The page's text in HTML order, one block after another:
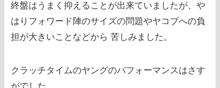
終盤はうまく抑えることが出来ていましたが、や
はりフォワード陣のサイズの問題やヤコブへの負
担が大きいことなどから 苦しみました。
クラッチタイムのヤングのパフォーマンスはさす